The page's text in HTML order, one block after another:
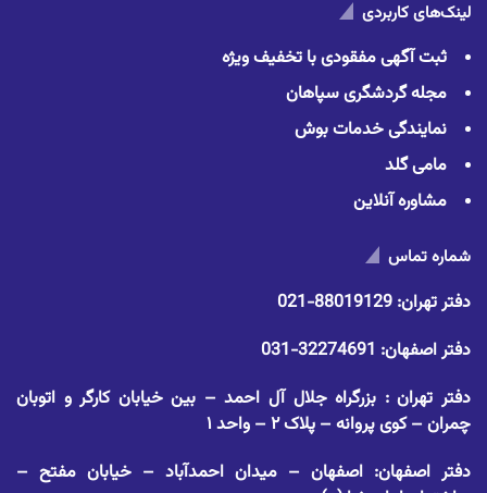
لینک‌های کاربردی
ثبت آگهی مفقودی با تخفیف ویژه
مجله گردشگری سپاهان
نمایندگی خدمات بوش
مامی گلد
مشاوره آنلاین
شماره تماس
دفتر تهران: 88019129-021
دفتر اصفهان: 32274691-031
دفتر تهران : بزرگراه جلال آل احمد – بین خیابان کارگر و اتوبان
چمران – کوی پروانه – پلاک ۲ – واحد ۱
دفتر اصفهان: اصفهان – میدان احمدآباد – خیابان مفتح –